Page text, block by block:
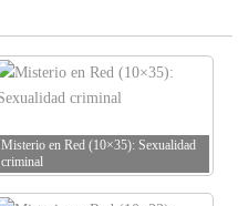
Misterio en Red (10×35): Sexualidad
criminal